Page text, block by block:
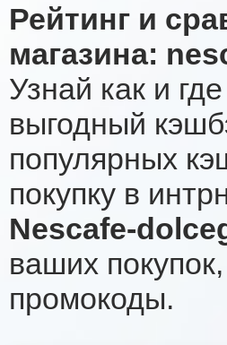
Рейтинг и
магазина:
Узнай как и
выгодный
популярных
покупку в
Nescafe-
ваших
промокоды.